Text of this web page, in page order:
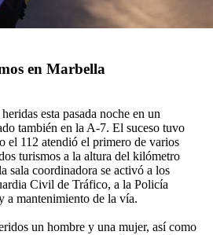
en Marbella
esta pasada noche en un
también en la A-7. El suceso tuvo
el 112 atendió el primero de varios
turismos a la altura del kilómetro
sala coordinadora se activó a los
Civil de Tráfico, a la Policía
a mantenimiento de la vía.
un hombre y una mujer, así como